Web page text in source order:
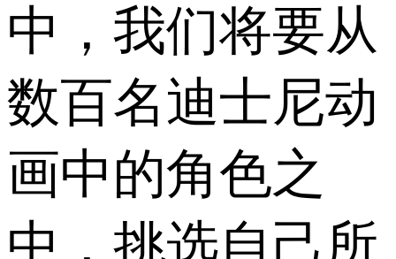
中，我们将要从
数百名迪士尼动
画中的角色之
中，挑选自己所